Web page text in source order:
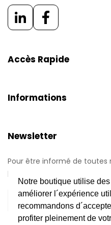
Notre boutique utilise
améliorer l´expérience
recommandons
profiter pleinement de
Accès Rapide
Informations
Newsletter
Pour être informé de toutes
promotions.